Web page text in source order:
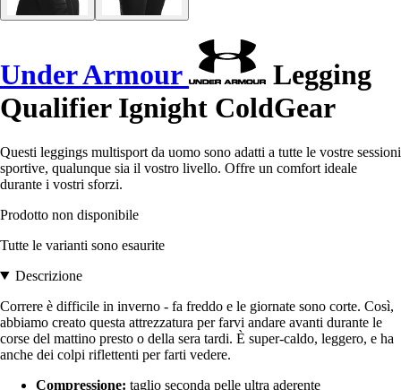
Under Armour
Legging
Qualifier Ignight ColdGear
Questi leggings multisport da uomo sono adatti a tutte le vostre sessioni
sportive, qualunque sia il vostro livello. Offre un comfort ideale
durante i vostri sforzi.
Prodotto non disponibile
Tutte le varianti sono esaurite
Descrizione
Correre è difficile in inverno - fa freddo e le giornate sono corte. Così,
abbiamo creato questa attrezzatura per farvi andare avanti durante le
corse del mattino presto o della sera tardi. È super-caldo, leggero, e ha
anche dei colpi riflettenti per farti vedere.
Compressione: taglio seconda pelle ultra aderente